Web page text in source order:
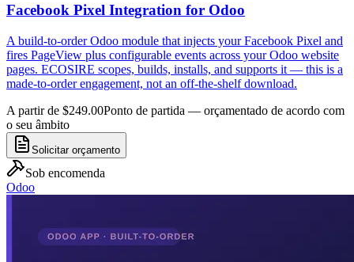
Facebook Pixel Integration for Odoo
A build-to-order Odoo module that injects your Facebook Pixel and
fires PageView plus configurable events across your Odoo website
pages. ECOSIRE scopes, builds, installs, and supports it — this is a
made-to-order engagement, not an off-the-shelf download.
A partir de $249.00Ponto de partida — orçamentado de acordo com
o seu âmbito
Solicitar orçamento
Sob encomenda
Odoo